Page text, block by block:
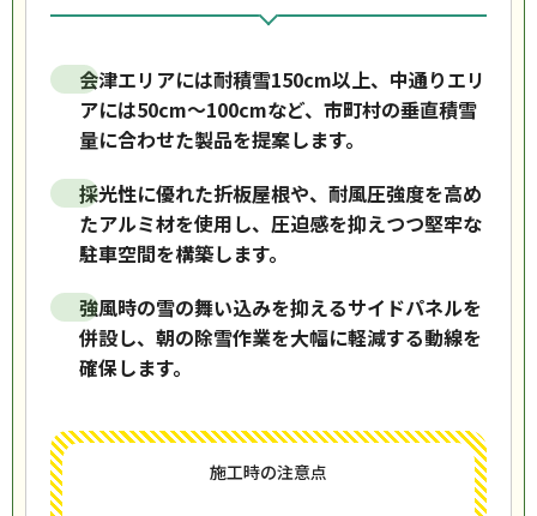
会津エリアには耐積雪150cm以上、中通りエリ
アには50cm〜100cmなど、市町村の垂直積雪
量に合わせた製品を提案します。
採光性に優れた折板屋根や、耐風圧強度を高め
たアルミ材を使用し、圧迫感を抑えつつ堅牢な
駐車空間を構築します。
強風時の雪の舞い込みを抑えるサイドパネルを
併設し、朝の除雪作業を大幅に軽減する動線を
確保します。
施工時の注意点